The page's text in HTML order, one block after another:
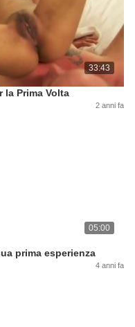
33:43
la Prima Volta
2 anni fa
05:00
prima esperienza
4 anni fa